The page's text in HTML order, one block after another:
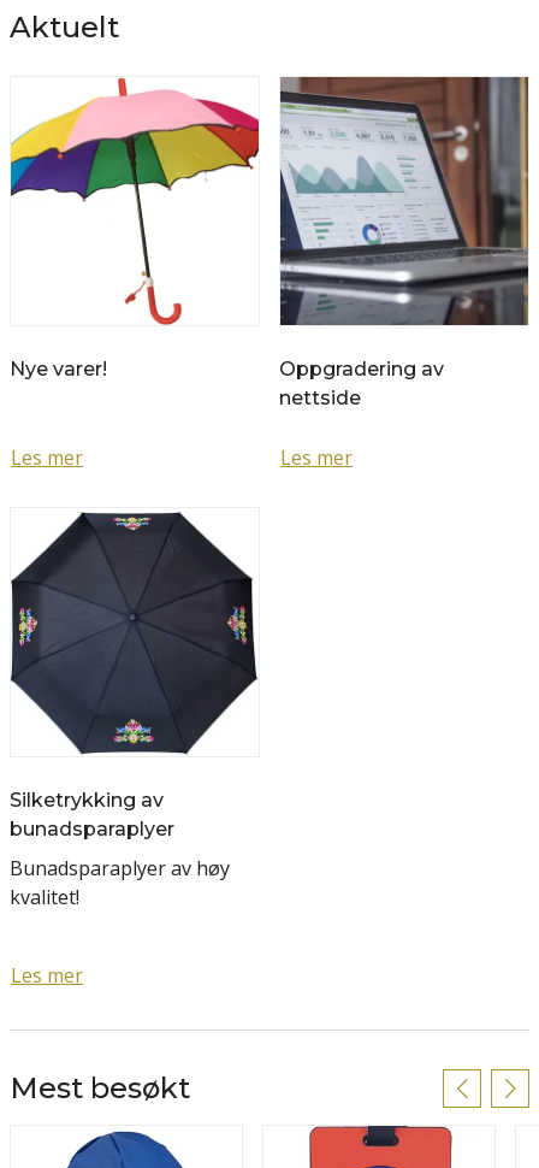
Aktuelt
Nye varer!
Les mer
Oppgradering av
nettside
Les mer
Silketrykking av
bunadsparaplyer
Bunadsparaplyer av høy
kvalitet!
Les mer
Mest besøkt